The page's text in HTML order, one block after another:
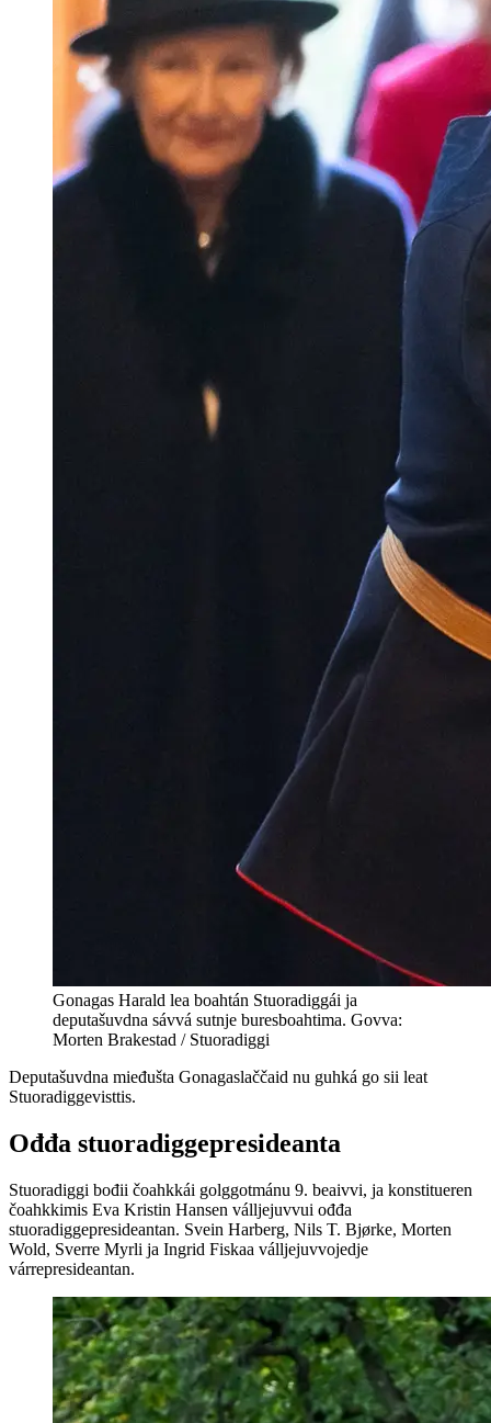
Gonagas Harald lea boahtán Stuoradiggái ja
deputašuvdna sávvá sutnje buresboahtima. Govva:
Morten Brakestad / Stuoradiggi
Deputašuvdna mieđušta Gonagaslaččaid nu guhká go sii leat
Stuoradiggevisttis.
Ođđa stuoradiggepresideanta
Stuoradiggi bođii čoahkkái golggotmánu 9. beaivvi, ja konstitueren
čoahkkimis Eva Kristin Hansen válljejuvvui ođđa
stuoradiggepresideantan. Svein Harberg, Nils T. Bjørke, Morten
Wold, Sverre Myrli ja Ingrid Fiskaa válljejuvvojedje
várrepresideantan.